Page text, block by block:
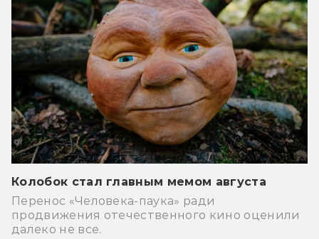
Колобок стал главным мемом августа
Перенос «Человека-паука» ради
продвижения отечественного кино оценили
далеко не все.